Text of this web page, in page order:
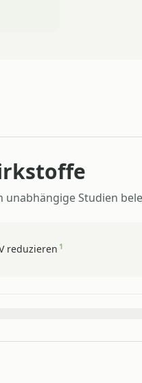
Studien
reduzieren 1